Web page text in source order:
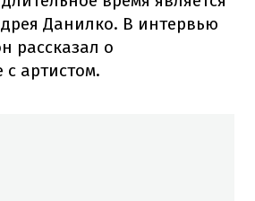
Данилко. В интервью
рассказал о
с артистом.